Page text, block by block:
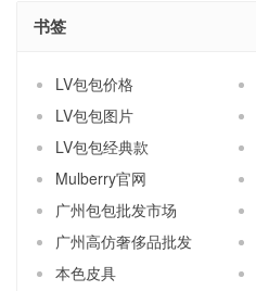
书签
LV包包价格
LV包包图片
LV包包经典款
Mulberry官网
广州包包批发市场
广州高仿奢侈品批发
本色皮具